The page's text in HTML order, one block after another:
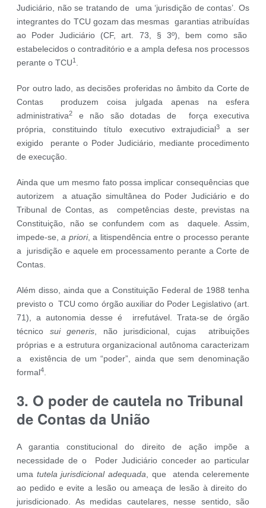
Judiciário, não se tratando de uma ‘jurisdição de contas’. Os
integrantes do TCU gozam das mesmas garantias atribuídas
ao Poder Judiciário (CF, art. 73, § 3º), bem como são
estabelecidos o contraditório e a ampla defesa nos processos
perante o TCU1 .
Por outro lado, as decisões proferidas no âmbito da Corte de
Contas produzem coisa julgada apenas na esfera
administrativa2
e não são dotadas de força executiva
própria, constituindo título executivo extrajudicial3a ser
exigido perante o Poder Judiciário, mediante procedimento
de execução.
Ainda que um mesmo fato possa implicar consequências que
autorizem a atuação simultânea do Poder Judiciário e do
Tribunal de Contas, as competências deste, previstas na
Constituição, não se confundem com as daquele. Assim,
impede-se,a priori, a litispendência entre o processo perante
a jurisdição e aquele em processamento perante a Corte de
Contas.
Além disso, ainda que a Constituição Federal de 1988 tenha
previsto o TCU como órgão auxiliar do Poder Legislativo (art.
71), a autonomia desse é irrefutável. Trata-se de órgão
técnico sui generis, não jurisdicional, cujas atribuições
próprias e a estrutura organizacional autônoma caracterizam
a existência de um “poder”, ainda que sem denominação
formal4.
3. O poder de cautela no Tribunal
de Contas da União
A garantia constitucional do direito de ação impõe a
necessidade de o Poder Judiciário conceder ao particular
uma tutela jurisdicional adequada, que atenda celeremente
ao pedido e evite a lesão ou ameaça de lesão à direito do
jurisdicionado. As medidas cautelares, nesse sentido, são